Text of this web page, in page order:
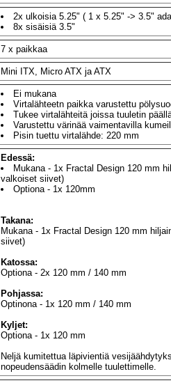
2x ulkoisia 5.25" ( 1 x 5.25" -> 3.5"
8x sisäisiä 3.5"
7 x paikkaa
Mini ITX, Micro ATX ja ATX
Ei mukana
Virtalähteetn paikka varustettu
Tukee virtalähteitä joissa tuuletin
Varustettu värinää vaimentavilla
Pisin tuettu virtalähde: 220 mm
Edessä:
Mukana - 1x Fractal Design 120 mm
valkoiset siivet)
Optiona - 1x 120mm
Takana:
Mukana - 1x Fractal Design 120 mm
siivet)
Katossa:
Optiona - 2x 120 mm / 140 mm
Pohjassa:
Optinona - 1x 120 mm / 140 mm
Kyljet:
Optiona - 1x 120 mm
Neljä kumitettua läpivientiä
nopeudensäädin kolmelle tuulettimelle.